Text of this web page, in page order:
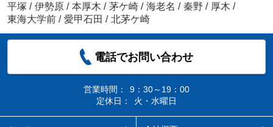
平塚 / 伊勢原 / 本厚木 / 茅ケ崎 / 海老名 / 秦野 / 厚木 /
東海大学前 / 愛甲石田 / 北茅ケ崎
電話でお問い合わせ
営業時間：
9：30～19：00
定休日：
火・水曜日